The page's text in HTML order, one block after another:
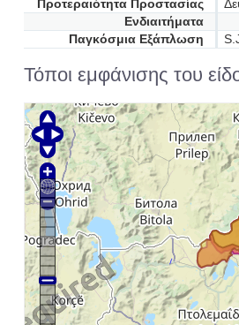
Προτεραιότητα Προστασίας
Ενδιαιτήματα
Παγκόσμια Εξάπλωση
Τόποι εμφάνισης του